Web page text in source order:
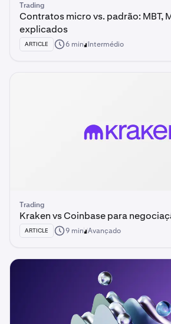
Trading
Contratos micro vs. padrão: MBT,
explicados
ARTICLE 6 min Intermédio
Trading
Kraken vs Coinbase para
ARTICLE 9 min Avançado